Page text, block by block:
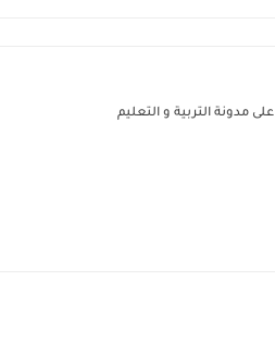
مدونة التربية و التعليم